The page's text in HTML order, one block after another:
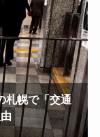
札幌で「交通